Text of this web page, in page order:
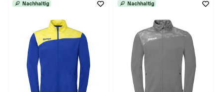
Nachhaltig Nachhaltig